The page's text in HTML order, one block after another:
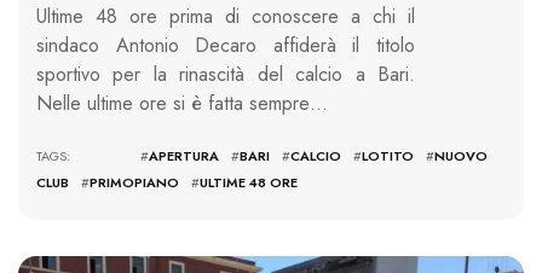
Ultime 48 ore prima di conoscere a chi il
sindaco Antonio Decaro affiderà il titolo
sportivo per la rinascità del calcio a Bari.
Nelle ultime ore si è fatta sempre…
TAGS: #APERTURA #BARI #CALCIO #LOTITO #NUOVO
CLUB
#PRIMOPIANO #ULTIME 48 ORE